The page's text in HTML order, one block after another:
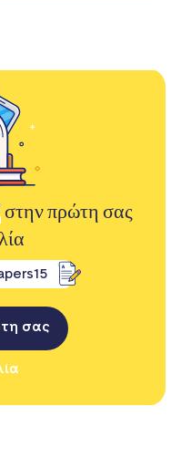
στην πρώτη σας
σας